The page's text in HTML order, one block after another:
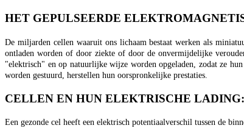
HET GEPULSEERDE
De miljarden cellen waaruit ons lichaam bestaat werken als
ontladen worden of door ziekte of door de onvermijdelijke
"elektrisch" en op natuurlijke wijze worden opgeladen, zodat ze
worden gestuurd, herstellen hun oorspronkelijke prestaties.
CELLEN EN HUN ELEKTRISCHE LADING:
Een gezonde cel heeft een elektrisch potentiaalverschil tussen de